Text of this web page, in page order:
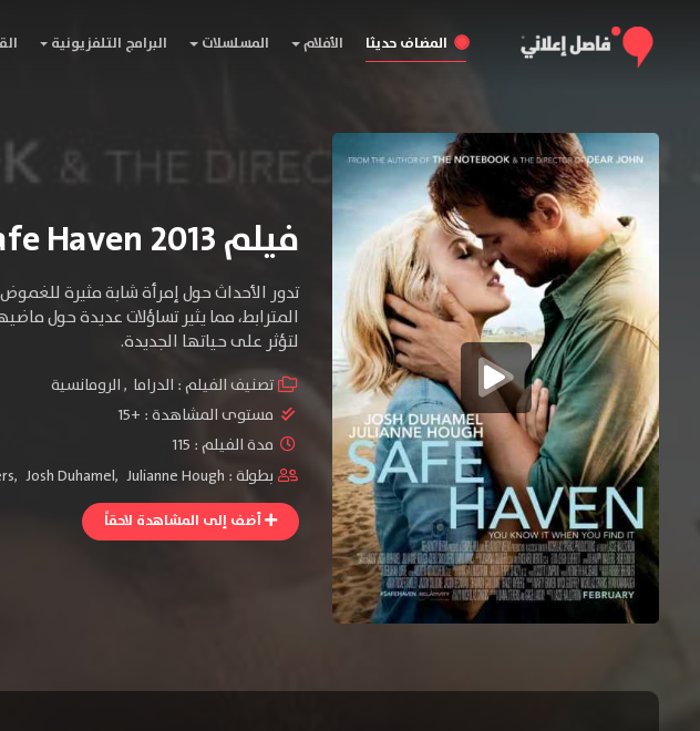
المضاف حديثا الأفلام المسلسلات البرامج التلفزيونية
فيلم Safe Haven 2013 مترجم
تدور الأحداث حول إمرأة شابة مثيرة
المترابط، مما يثير تساؤلات عديدة حول
لتؤثر على حياتها الجديدة.
تصنيف الفيلم : الدراما ,الرومانسية
مستوى المشاهدة : +15
مدة الفيلم : 115
بطولة :
, Josh Duhamel, Julianne Hough
أضف إلى المشاهدة لاحقاً